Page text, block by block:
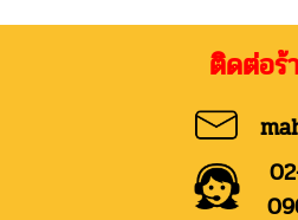
งิน ติดต่อร้านค้